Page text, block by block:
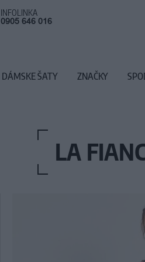
LA
INFOLINKA
0905 646 016
DÁMSKE ŠATY ZNAČKY